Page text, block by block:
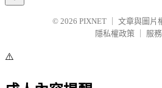
© 2026 PIXNET
文章與圖片
隱私權政策
服
⚠️